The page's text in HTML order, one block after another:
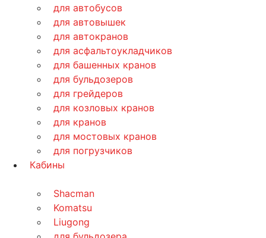
для автобусов
для автовышек
для автокранов
для асфальтоукладчиков
для башенных кранов
для бульдозеров
для грейдеров
для козловых кранов
для кранов
для мостовых кранов
для погрузчиков
Кабины
Shacman
Komatsu
Liugong